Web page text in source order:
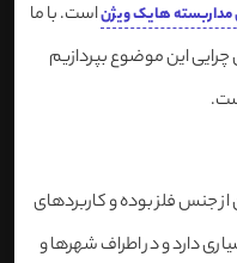
مداربسته هایک ویژناست. با ما
چرایی این موضوع بپردازیم
جنس فلز بوده و کاربردهای
دارد و در اطراف شهرها و